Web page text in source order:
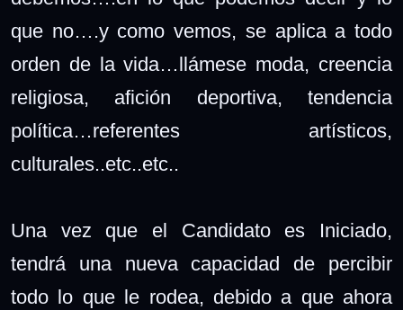
que no….y como vemos, se aplica a todo
orden de la vida…llámese moda, creencia
religiosa, afición deportiva, tendencia
política…referentes artísticos,
culturales..etc..etc..
Una vez que el Candidato es Iniciado,
tendrá una nueva capacidad de percibir
todo lo que le rodea, debido a que ahora